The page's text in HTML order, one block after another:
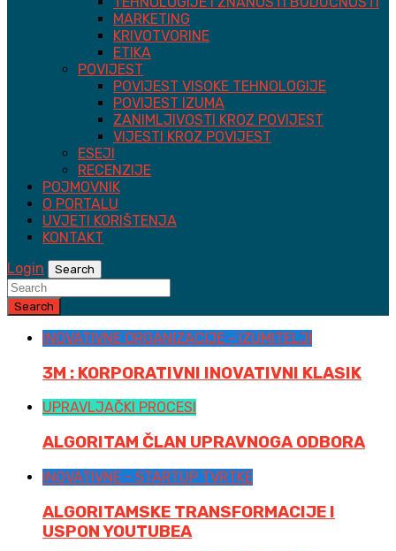
MARKETING
KRIVOTVORINE
ETIKA
POVIJEST
POVIJEST VISOKE TEHNOLOGIJE
POVIJEST IZUMA
ZANIMLJIVOSTI KROZ POVIJEST
VIJESTI KROZ POVIJEST
ESEJI
RECENZIJE
POJMOVNIK
O PORTALU
UVJETI KORIŠTENJA
KONTAKT
Login
Search
Search
INOVATIVNE ORGANIZACIJE - IZUMITELJI
3M : KORPORATIVNI INOVATIVNI KLASIK
UPRAVLJAČKI PROCESI
ALGORITAM ČLAN UPRAVNOGA ODBORA
INOVATIVNE - STARTUP TVRTKE
ALGORITAMSKE TRANSFORMACIJE I
USPON YOUTUBEA